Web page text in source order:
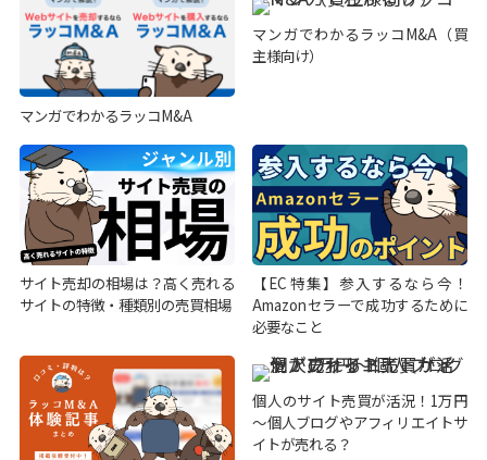
マンガでわかるラッコM&A
マンガでわかるラッコM&A（買
主様向け）
サイト売却の相場は？高く売れる
サイトの特徴・種類別の売買相場
【EC特集】参入するなら今！
Amazonセラーで成功するために
必要なこと
個人のサイト売買が活況！1万円
～個人ブログやアフィリエイトサ
イトが売れる？